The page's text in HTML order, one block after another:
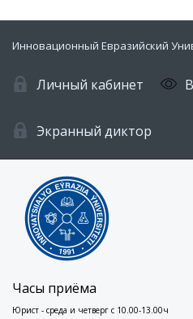
Инновационный Евразийский
Личный кабинет
Экранный диктор
Часы приёма
Юрист - среда и четверг с 10.00-13.00ч